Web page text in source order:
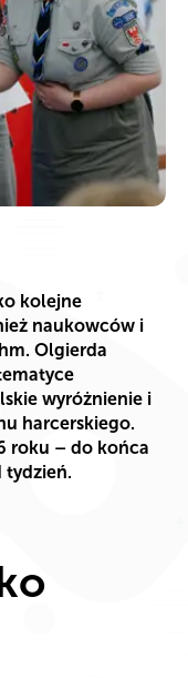
kolejne
naukowców i
Olgierda
wyróżnienie i
harcerskiego.
roku – do końca
tydzień.